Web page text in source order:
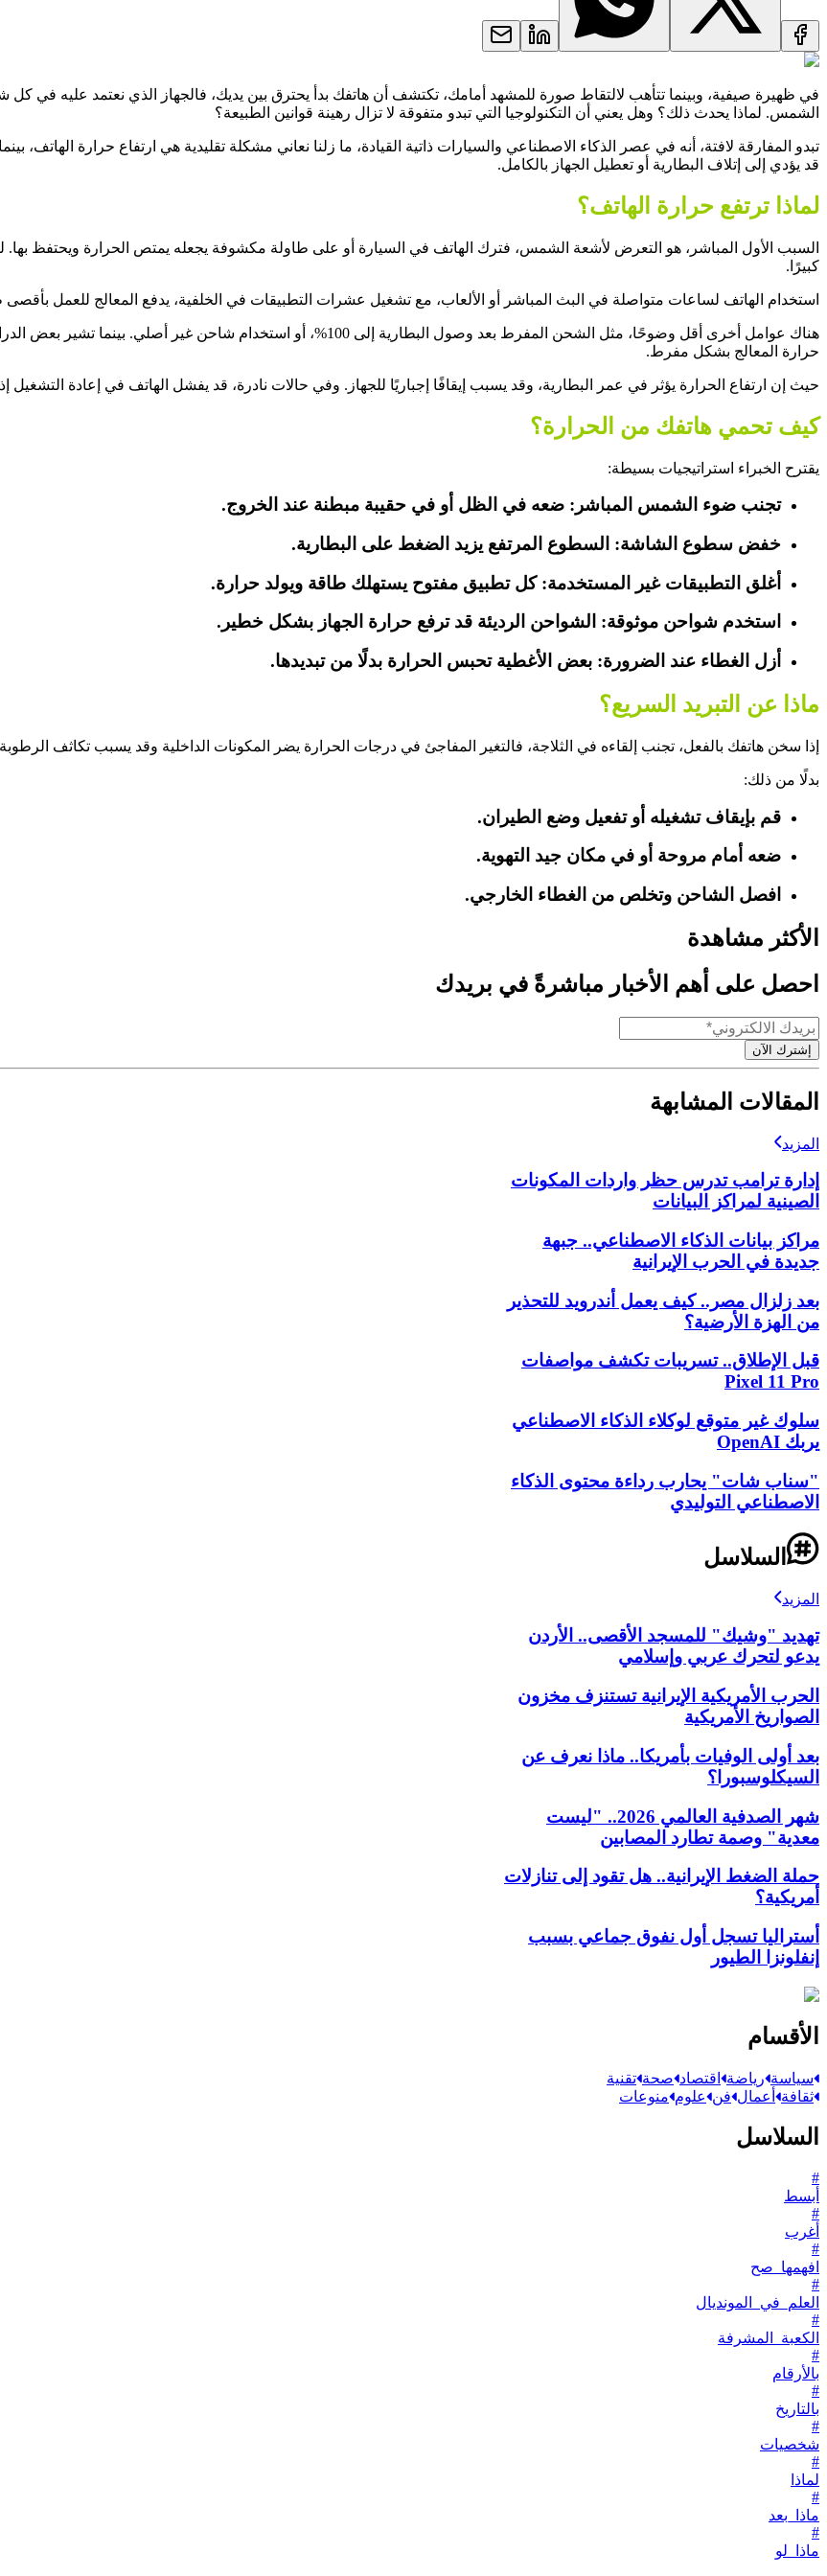
في ظهيرة صيفية، وبينما تتأهب لالتقاط صورة للمشهد أمامك، تكتشف أن هاتفك بدأ يحترق بين يديك، فالجهاز الذي نعتمد عليه في كل
الشمس. لماذا يحدث ذلك؟ وهل يعني أن التكنولوجيا التي تبدو متفوقة لا تزال رهينة قوانين الطبيعة؟
تبدو المفارقة لافتة، أنه في عصر الذكاء الاصطناعي والسيارات ذاتية القيادة، ما زلنا نعاني مشكلة تقليدية هي ارتفاع حرارة الهاتف،
قد يؤدي إلى إتلاف البطارية أو تعطيل الجهاز بالكامل.
لماذا ترتفع حرارة الهاتف؟
السبب الأول المباشر، هو التعرض لأشعة الشمس، فترك الهاتف في السيارة أو على طاولة مكشوفة يجعله يمتص الحرارة ويحتفظ
كبيرًا.
استخدام الهاتف لساعات متواصلة في البث المباشر أو الألعاب، مع تشغيل عشرات التطبيقات في الخلفية، يدفع المعالج للعمل بأقصى
هناك عوامل أخرى أقل وضوحًا، مثل الشحن المفرط بعد وصول البطارية إلى 100%، أو
حرارة المعالج بشكل مفرط.
حيث إن ارتفاع الحرارة يؤثر في عمر البطارية، وقد يسبب إيقافًا إجباريًا للجهاز. وفي حالات نادرة، قد يفشل الهاتف في إعادة
كيف تحمي هاتفك من الحرارة؟
يقترح الخبراء استراتيجيات بسيطة:
تجنب ضوء الشمس المباشر: ضعه في الظل أو في حقيبة مبطنة عند الخروج.
خفض سطوع الشاشة: السطوع المرتفع يزيد الضغط على البطارية.
أغلق التطبيقات غير المستخدمة: كل تطبيق مفتوح يستهلك طاقة ويولد حرارة.
استخدم شواحن موثوقة: الشواحن الرديئة قد ترفع حرارة الجهاز بشكل خطير.
أزل الغطاء عند الضرورة: بعض الأغطية تحبس الحرارة بدلًا من تبديدها.
ماذا عن التبريد السريع؟
إذا سخن هاتفك بالفعل، تجنب إلقاءه في الثلاجة، فالتغير المفاجئ في درجات الحرارة يضر المكونات الداخلية وقد يسبب تكاثف
بدلًا من ذلك:
قم بإيقاف تشغيله أو تفعيل وضع الطيران.
ضعه أمام مروحة أو في مكان جيد التهوية.
افصل الشاحن وتخلص من الغطاء الخارجي.
الأكثر مشاهدة
احصل على أهم الأخبار مباشرةً في بريدك
إشترك الآن
المقالات المشابهة
المزيد
إدارة ترامب تدرس حظر واردات المكونات
الصينية لمراكز البيانات
مراكز بيانات الذكاء الاصطناعي.. جبهة
جديدة في الحرب الإيرانية
بعد زلزال مصر.. كيف يعمل أندرويد للتحذير
من الهزة الأرضية؟
قبل الإطلاق.. تسريبات تكشف مواصفات
Pixel 11 Pro
سلوك غير متوقع لوكلاء الذكاء الاصطناعي
يربك OpenAI
"سناب شات" يحارب رداءة محتوى الذكاء
الاصطناعي التوليدي
السلاسل
المزيد
تهديد "وشيك" للمسجد الأقصى.. الأردن
يدعو لتحرك عربي وإسلامي
الحرب الأمريكية الإيرانية تستنزف مخزون
الصواريخ الأمريكية
بعد أولى الوفيات بأمريكا.. ماذا نعرف عن
السيكلوسبورا؟
شهر الصدفية العالمي 2026.. "ليست
معدية" وصمة تطارد المصابين
حملة الضغط الإيرانية.. هل تقود إلى تنازلات
أمريكية؟
أستراليا تسجل أول نفوق جماعي بسبب
إنفلونزا الطيور
الأقسام
سياسة رياضة اقتصاد صحة تقنية
ثقافة
أعمال فن علوم منوعات
السلاسل
#
أبسط
#
أغرب
#
افهمها_صح
#
العلم_في_المونديال
#
الكعبة_المشرفة
#
بالأرقام
#
بالتاريخ
#
شخصيات
#
لماذا
#
ماذا_بعد
#
ماذا_لو